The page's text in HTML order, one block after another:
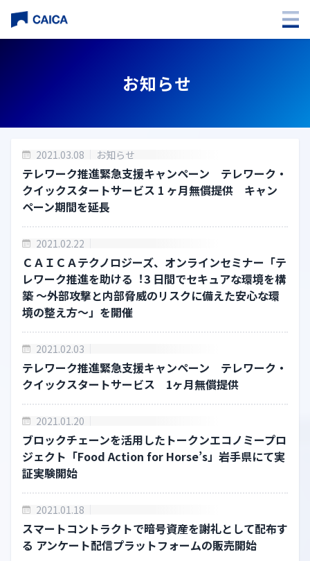
アクセス
沿革
事業紹介
ITサービス事業
システムインテグレーション事業
ブロックチェーン
NFTプラットフォーム
Gu-Gu
テレワーク・クイックスタート
セキュリティ診断サービス
お知らせ
お知らせ
2021.03.08 お知らせ
テレワーク推進緊急⽀援キャンペーン テレワーク・
クイックスタートサービス 1 ヶ⽉無償提供 キャン
ペーン期間を延⻑
2021.02.22
ＣＡＩＣＡテクノロジーズ、オンラインセミナー「テ
レワーク推進を助ける︕3 ⽇間でセキュアな環境を構
築 〜外部攻撃と内部脅威のリスクに備えた安⼼な環
境の整え⽅〜」を開催
2021.02.03
テレワーク推進緊急支援キャンペーン テレワーク・
クイックスタートサービス 1ヶ月無償提供
2021.01.20
ブロックチェーンを活用したトークンエコノミープロ
ジェクト「Food Action for Horse’s」岩手県にて実
証実験開始
2021.01.18
スマートコントラクトで暗号資産を謝礼として配布す
る アンケート配信プラットフォームの販売開始